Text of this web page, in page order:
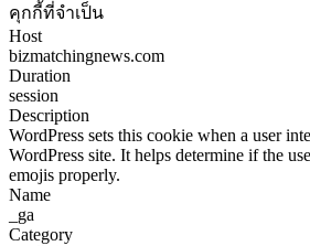
คุกกี้ที่จำเป็น
Host
bizmatchingnews.com
Duration
session
Description
WordPress sets this cookie when a user
WordPress site. It helps determine if the
emojis properly.
Name
_ga
Category